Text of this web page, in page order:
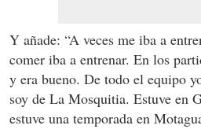
Y añade: “A veces me iba a
comer iba a entrenar. En los
y era bueno. De todo el equipo
soy de La Mosquitia. Estuve en
estuve una temporada en